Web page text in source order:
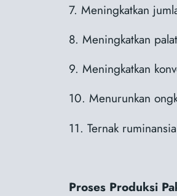
7. Meningkatkan
8. Meningkatkan
9. Meningkatkan
10. Menurunkan
11. Ternak
Proses Produksi